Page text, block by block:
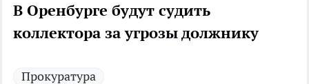
В Оренбурге будут судить
коллектора за угрозы должнику
Прокуратура